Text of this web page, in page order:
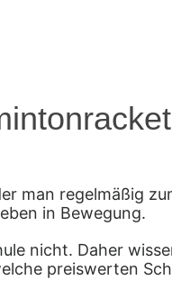
man regelmäßig
in Bewegung.
nicht. Daher
preiswerten